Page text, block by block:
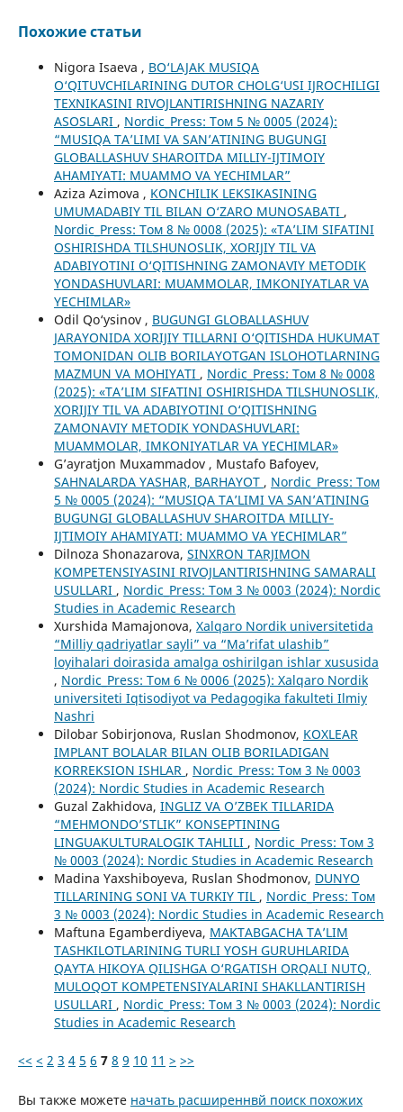
Похожие статьи
Nigora Isaeva , BO‘LAJAK MUSIQA
O‘QITUVCHILARINING DUTOR CHOLG‘USI IJROCHILIGI
TEXNIKASINI RIVOJLANTIRISHNING NAZARIY
ASOSLARI , Nordic_Press: Том 5 № 0005 (2024):
“MUSIQA TA’LIMI VA SAN’ATINING BUGUNGI
GLOBALLASHUV SHAROITDA MILLIY-IJTIMOIY
AHAMIYATI: MUAMMO VA YECHIMLAR”
Aziza Azimova , KONCHILIK LEKSIKASINING
UMUMADABIY TIL BILAN O‘ZARO MUNOSABATI ,
Nordic_Press: Том 8 № 0008 (2025): «TA’LIM SIFATINI
OSHIRISHDA TILSHUNOSLIK, XORIJIY TIL VA
ADABIYOTINI O‘QITISHNING ZAMONAVIY METODIK
YONDASHUVLARI: MUAMMOLAR, IMKONIYATLAR VA
YECHIMLAR»
Odil Qo‘ysinov , BUGUNGI GLOBALLASHUV
JARAYONIDA XORIJIY TILLARNI O‘QITISHDA HUKUMAT
TOMONIDAN OLIB BORILAYOTGAN ISLOHOTLARNING
MAZMUN VA MOHIYATI , Nordic_Press: Том 8 № 0008
(2025): «TA’LIM SIFATINI OSHIRISHDA TILSHUNOSLIK,
XORIJIY TIL VA ADABIYOTINI O‘QITISHNING
ZAMONAVIY METODIK YONDASHUVLARI:
MUAMMOLAR, IMKONIYATLAR VA YECHIMLAR»
G’ayratjon Muxammadov , Mustafo Bafoyev,
SAHNALARDA YASHAR, BARHAYOT , Nordic_Press: Том
5 № 0005 (2024): “MUSIQA TA’LIMI VA SAN’ATINING
BUGUNGI GLOBALLASHUV SHAROITDA MILLIY-
IJTIMOIY AHAMIYATI: MUAMMO VA YECHIMLAR”
Dilnoza Shonazarova, SINXRON TARJIMON
KOMPETENSIYASINI RIVOJLANTIRISHNING SAMARALI
USULLARI , Nordic_Press: Том 3 № 0003 (2024): Nordic
Studies in Academic Research
Xurshida Mamajonova, Xalqaro Nordik universitetida
“Milliy qadriyatlar sayli” va “Ma’rifat ulashib”
loyihalari doirasida amalga oshirilgan ishlar xususida
, Nordic_Press: Том 6 № 0006 (2025): Xalqaro Nordik
universiteti Iqtisodiyot va Pedagogika fakulteti Ilmiy
Nashri
Dilobar Sobirjonova, Ruslan Shodmonov, KOXLEAR
IMPLANT BOLALAR BILAN OLIB BORILADIGAN
KORREKSION ISHLAR , Nordic_Press: Том 3 № 0003
(2024): Nordic Studies in Academic Research
Guzal Zakhidova, INGLIZ VA O’ZBEK TILLARIDA
“MEHMONDO’STLIK” KONSEPTINING
LINGUAKULTURALOGIK TAHLILI , Nordic_Press: Том 3
№ 0003 (2024): Nordic Studies in Academic Research
Madina Yaxshiboyeva, Ruslan Shodmonov, DUNYO
TILLARINING SONI VA TURKIY TIL , Nordic_Press: Том
3 № 0003 (2024): Nordic Studies in Academic Research
Maftuna Egamberdiyeva, MAKTABGACHA TA’LIM
TASHKILOTLARINING TURLI YOSH GURUHLARIDA
QAYTA HIKOYA QILISHGA O‘RGATISH ORQALI NUTQ,
MULOQOT KOMPETENSIYALARINI SHAKLLANTIRISH
USULLARI , Nordic_Press: Том 3 № 0003 (2024): Nordic
Studies in Academic Research
<< < 2 3 4 5 6 7 8 9 10 11 > >>
Вы также можете начать расширеннвй поиск похожих